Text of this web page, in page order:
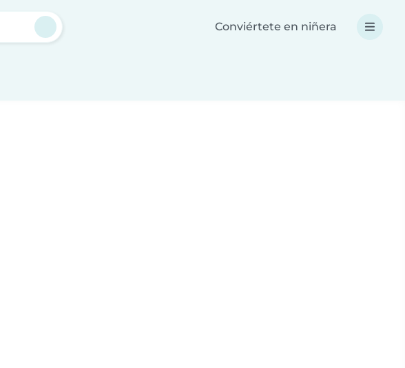
Conviértete en niñera